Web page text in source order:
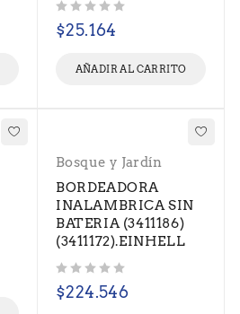
$25.164
AÑADIR AL CARRITO
Bosque y Jardín
BORDEADORA
INALAMBRICA SIN
BATERIA (3411186)
(3411172).EINHELL
$224.546